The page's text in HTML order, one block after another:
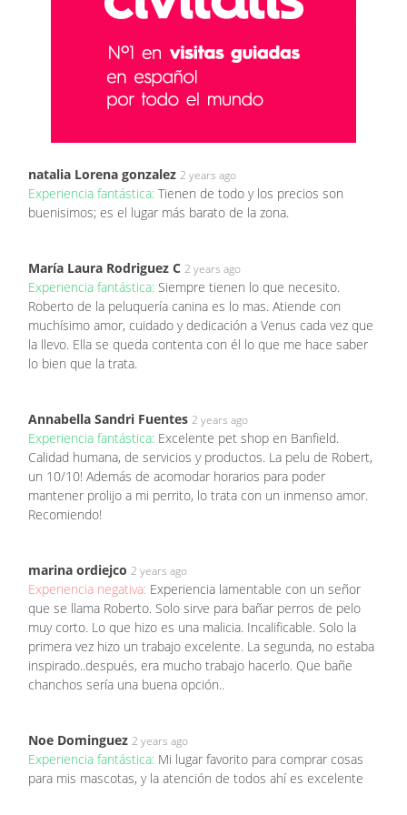
natalia Lorena gonzalez 2 years ago
Experiencia fantástica: Tienen de todo y los precios son
buenisimos; es el lugar más barato de la zona.
María Laura Rodriguez C 2 years ago
Experiencia fantástica: Siempre tienen lo que necesito.
Roberto de la peluquería canina es lo mas. Atiende con
muchísimo amor, cuidado y dedicación a Venus cada vez que
la llevo. Ella se queda contenta con él lo que me hace saber
lo bien que la trata.
Annabella Sandri Fuentes 2 years ago
Experiencia fantástica: Excelente pet shop en Banfield.
Calidad humana, de servicios y productos. La pelu de Robert,
un 10/10! Además de acomodar horarios para poder
mantener prolijo a mi perrito, lo trata con un inmenso amor.
Recomiendo!
marina ordiejco 2 years ago
Experiencia negativa: Experiencia lamentable con un señor
que se llama Roberto. Solo sirve para bañar perros de pelo
muy corto. Lo que hizo es una malicia. Incalificable. Solo la
primera vez hizo un trabajo excelente. La segunda, no estaba
inspirado..después, era mucho trabajo hacerlo. Que bañe
chanchos sería una buena opción..
Noe Dominguez 2 years ago
Experiencia fantástica: Mi lugar favorito para comprar cosas
para mis mascotas, y la atención de todos ahí es excelente